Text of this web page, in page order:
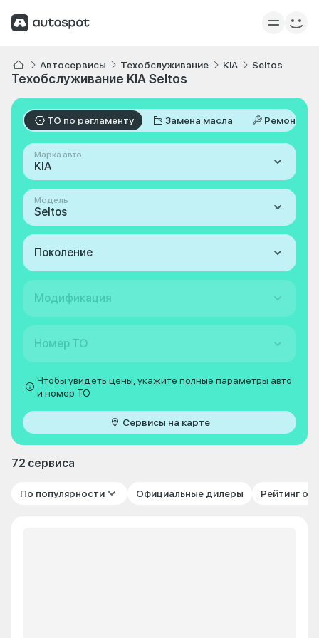
Автосервисы Техобслуживание KIA Seltos
Техобслуживание KIA Seltos
ТО по регламенту Замена масла Ремонт
Марка авто
KIA
Модель
Seltos
Поколение
Модификация
Номер ТО
Чтобы увидеть цены, укажите полные параметры авто
и номер ТО
Сервисы на карте
72 сервиса
По популярности Официальные дилеры Рейтинг